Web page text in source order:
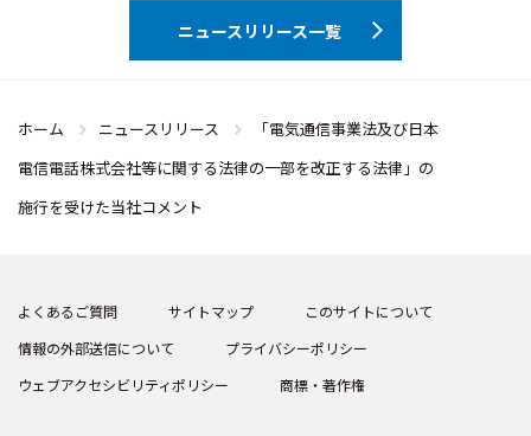
ニュースリリース一覧
ホーム ニュースリリース
「電気通信事業法及び日本
電信電話株式会社等に関する法律の一部を改正する法律」の
施行を受けた当社コメント
よくあるご質問 サイトマップ
このサイトについて
情報の外部送信について
プライバシーポリシー
ウェブアクセシビリティポリシー
商標・著作権